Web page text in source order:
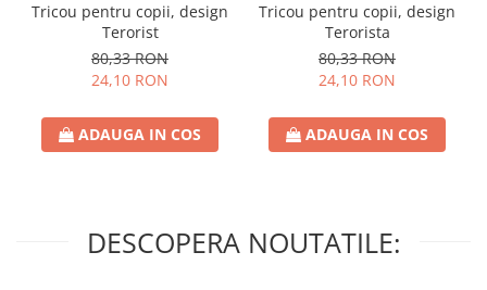
Tricou pentru copii, design
Terorist
80,33 RON
24,10 RON
ADAUGA IN COS
Tricou pentru copii, design
Terorista
80,33 RON
24,10 RON
ADAUGA IN COS
DESCOPERA NOUTATILE: